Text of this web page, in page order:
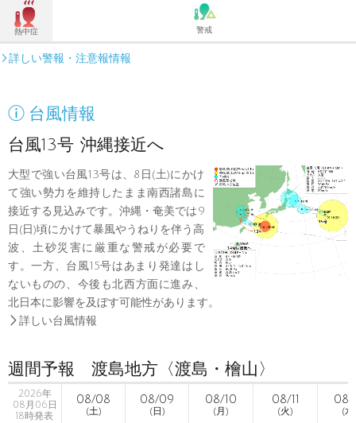
熱中症 警戒
 詳しい警報・注意報情報
 台風情報
台風13号 沖縄接近へ
大型で強い台風13号は、8日(土)にかけ
て強い勢力を維持したまま南西諸島に
接近する見込みです。沖縄・奄美では9
日(日)頃にかけて暴風やうねりを伴う高
波、土砂災害に厳重な警戒が必要で
す。一方、台風15号はあまり発達はし
ないものの、今後も北西方面に進み、
北日本に影響を及ぼす可能性があります。
 詳しい台風情報
週間予報 渡島地方〈渡島・檜山〉
2026年
08月06日
18時発表
08/08
(土)
08/09
(日)
08/10
(月)
08/11
(火)
08/
(水